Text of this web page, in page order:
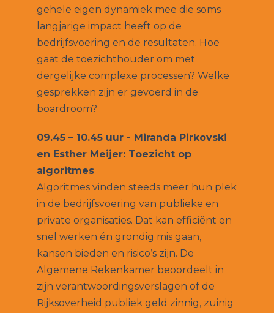
gehele eigen dynamiek mee die soms
langjarige impact heeft op de
bedrijfsvoering en de resultaten. Hoe
gaat de toezichthouder om met
dergelijke complexe processen? Welke
gesprekken zijn er gevoerd in de
boardroom?
09.45 – 10.45 uur - Miranda Pirkovski
en Esther Meijer: Toezicht op
algoritmes
Algoritmes vinden steeds meer hun plek
in de bedrijfsvoering van publieke en
private organisaties. Dat kan efficiënt en
snel werken én grondig mis gaan,
kansen bieden en risico’s zijn. De
Algemene Rekenkamer beoordeelt in
zijn verantwoordingsverslagen of de
Rijksoverheid publiek geld zinnig, zuinig